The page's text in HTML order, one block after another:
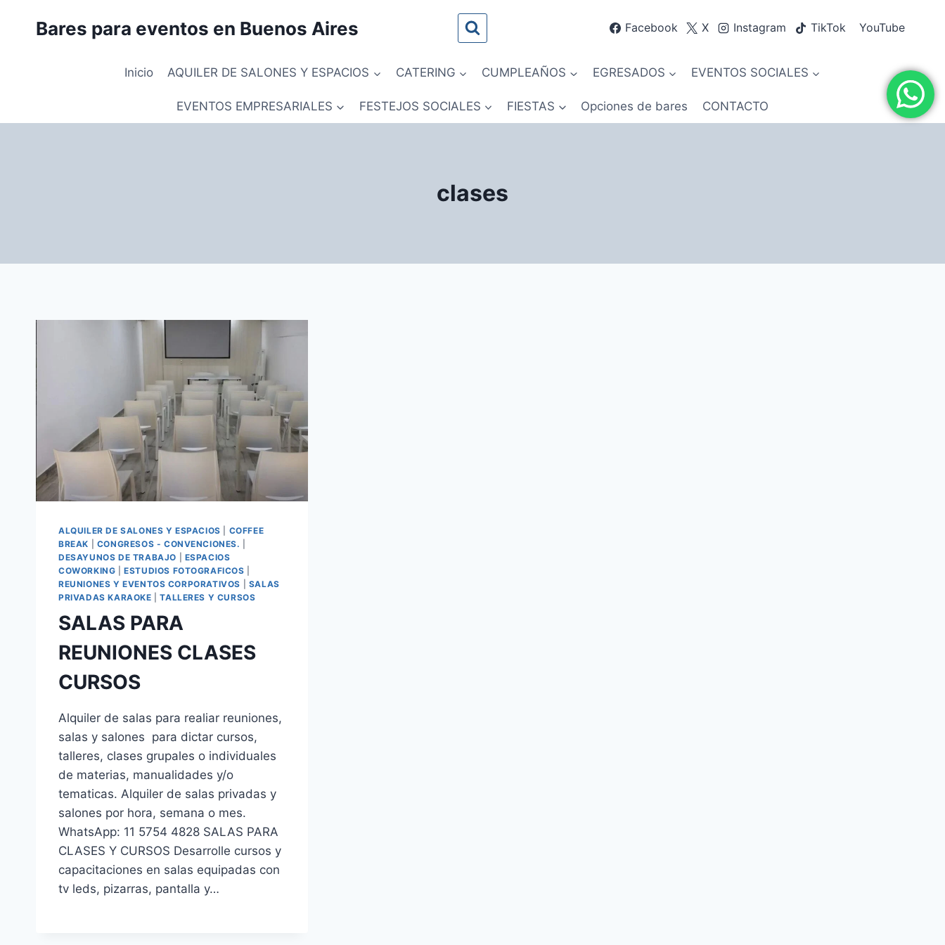
Bares para eventos en Buenos Aires Facebook X Instagram TikTok YouTube
Inicio AQUILER DE SALONES Y ESPACIOS CATERING CUMPLEAÑOS EGRESADOS EVENTOS SOCIALES
EVENTOS EMPRESARIALES FESTEJOS SOCIALES FIESTAS Opciones de bares CONTACTO
clases
ALQUILER DE SALONES Y ESPACIOS
COFFEE
BREAK
CONGRESOS - CONVENCIONES.
DESAYUNOS DE TRABAJO
ESPACIOS
COWORKING |ESTUDIOS FOTOGRAFICOS
REUNIONES Y EVENTOS CORPORATIVOS
SALAS
PRIVADAS KARAOKE |TALLERES Y CURSOS
SALAS PARA
REUNIONES CLASES
CURSOS
Alquiler de salas para realiar reuniones,
salas y salones para dictar cursos,
talleres, clases grupales o individuales
de materias, manualidades y/o
tematicas. Alquiler de salas privadas y
salones por hora, semana o mes.
WhatsApp: 11 5754 4828 SALAS PARA
CLASES Y CURSOS Desarrolle cursos y
capacitaciones en salas equipadas con
tv leds, pizarras, pantalla y…